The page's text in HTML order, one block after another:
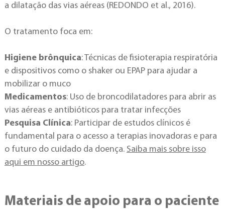
a dilatação das vias aéreas (REDONDO et al., 2016).
O tratamento foca em:
Higiene brônquica: Técnicas de fisioterapia respiratória
e dispositivos como o shaker ou EPAP para ajudar a
mobilizar o muco
Medicamentos: Uso de broncodilatadores para abrir as
vias aéreas e antibióticos para tratar infecções
Pesquisa Clínica: Participar de estudos clínicos é
fundamental para o acesso a terapias inovadoras e para
o futuro do cuidado da doença. Saiba mais sobre isso
aqui em nosso artigo.
Materiais de apoio para o paciente